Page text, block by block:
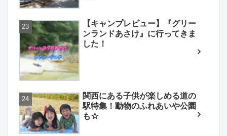
【キャンプレビュー】『グリー
ンランドあさけ』に行ってきま
した！
関西にある子供が楽しめる道の
駅特集！動物のふれあいや公園
も☆